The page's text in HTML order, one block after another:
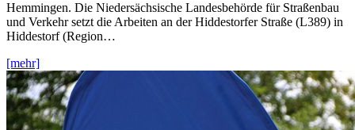
Hemmingen. Die Niedersächsische Landesbehörde für Straßenbau
und Verkehr setzt die Arbeiten an der Hiddestorfer Straße (L389) in
Hiddestorf (Region…
[mehr]